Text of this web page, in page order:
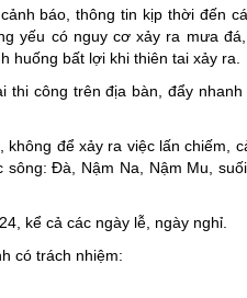
báo, thông tin kịp thời đến
yếu có nguy cơ xảy ra mưa
huống bất lợi khi thiên tai xảy ra.
công trên địa bàn, đẩy
để xảy ra việc lấn chiếm,
Đà, Nậm Na, Nậm Mu,
kể cả các ngày lễ, ngày nghỉ.
có trách nhiệm: